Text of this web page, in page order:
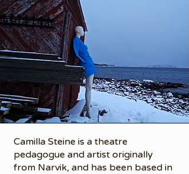
Camilla Steine is a theatre
pedagogue and artist originally
from Narvik, and has been based in